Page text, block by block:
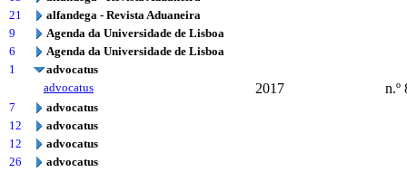
21
alfandega - Revista Aduaneira
9
Agenda da Universidade de Lisboa
6
Agenda da Universidade de Lisboa
1
advocatus
advocatus
2017 n.º
7
advocatus
12
advocatus
12
advocatus
26
advocatus